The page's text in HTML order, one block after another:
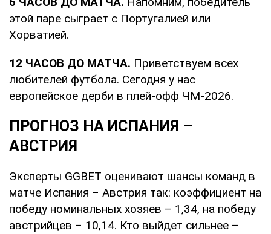
этой паре сыграет с Португалией или
Хорватией.
12 ЧАСОВ ДО МАТЧА. Приветствуем всех
любителей футбола. Сегодня у нас
европейское дерби в плей-офф ЧМ-2026.
ПРОГНОЗ НА ИСПАНИЯ –
АВСТРИЯ
Эксперты GGBET оценивают шансы команд в
матче Испания – Австрия так: коэффициент на
победу номинальных хозяев – 1,34, на победу
австрийцев – 10,14. Кто выйдет сильнее –